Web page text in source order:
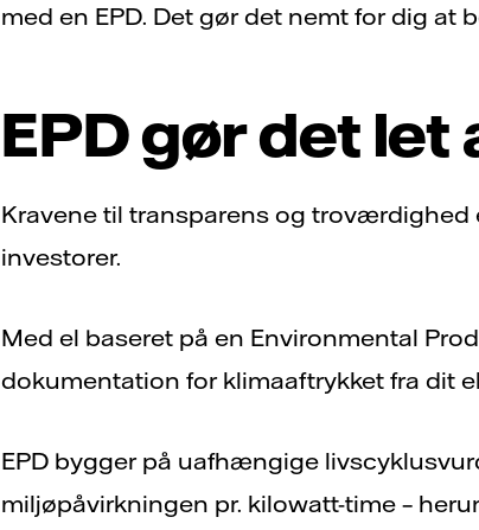
med en EPD. Det gør det nemt for dig
EPD gør det
Kravene til transparens og troværdighed
investorer.
Med el baseret på en Environmental
dokumentation for klimaaftrykket fra dit
EPD bygger på uafhængige
miljøpåvirkningen pr. kilowatt-time –